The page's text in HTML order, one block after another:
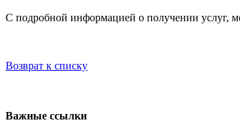
С подробной информацией о получении услуг,
Возврат к списку
Важные ссылки